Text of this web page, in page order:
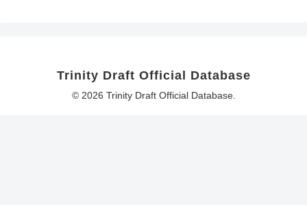
Trinity Draft Official Database
© 2026 Trinity Draft Official Database.